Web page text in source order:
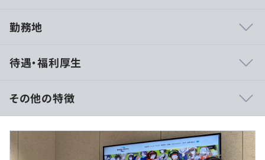
ゲームタイトル・各サービスごとにチームが構成されてお
在籍しているためスピーディーな開発が可能です。
技術選定についても、チームに委ねられており、開発物に
応じて最適なものを選択しています。
また、効率的に働くメンバーが多く、日々生産性を追求し
自動化などの改善が行われており、残業時間も少なく収ま
勤務地
待遇・福利厚生
月給：333,565円～
基本給：248,615円～
固定残業手当（40時間）：79,950円～
その他の特徴